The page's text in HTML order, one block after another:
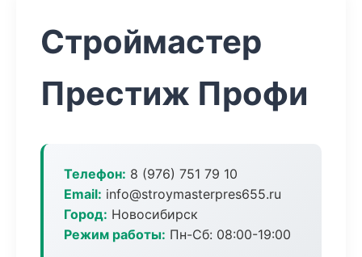
Строймастер
Престиж Профи
Телефон: 8 (976) 751 79 10
Email: info@stroymasterpres655.ru
Город: Новосибирск
Режим работы: Пн-Сб: 08:00-19:00